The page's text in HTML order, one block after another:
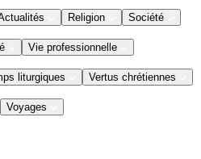
Religion Société
Vie professionnelle
liturgiques Vertus chrétiennes
Voyages